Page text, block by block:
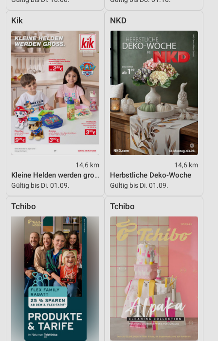
Kik
14,6 km
Kleine Helden werden gross
Gültig bis Di. 01.09.
NKD
14,6 km
Herbstliche Deko-Woche
Gültig bis Di. 01.09.
Tchibo Tchibo